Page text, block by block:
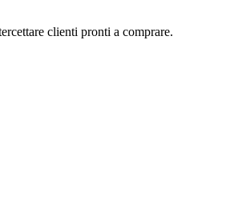
clienti pronti a comprare.